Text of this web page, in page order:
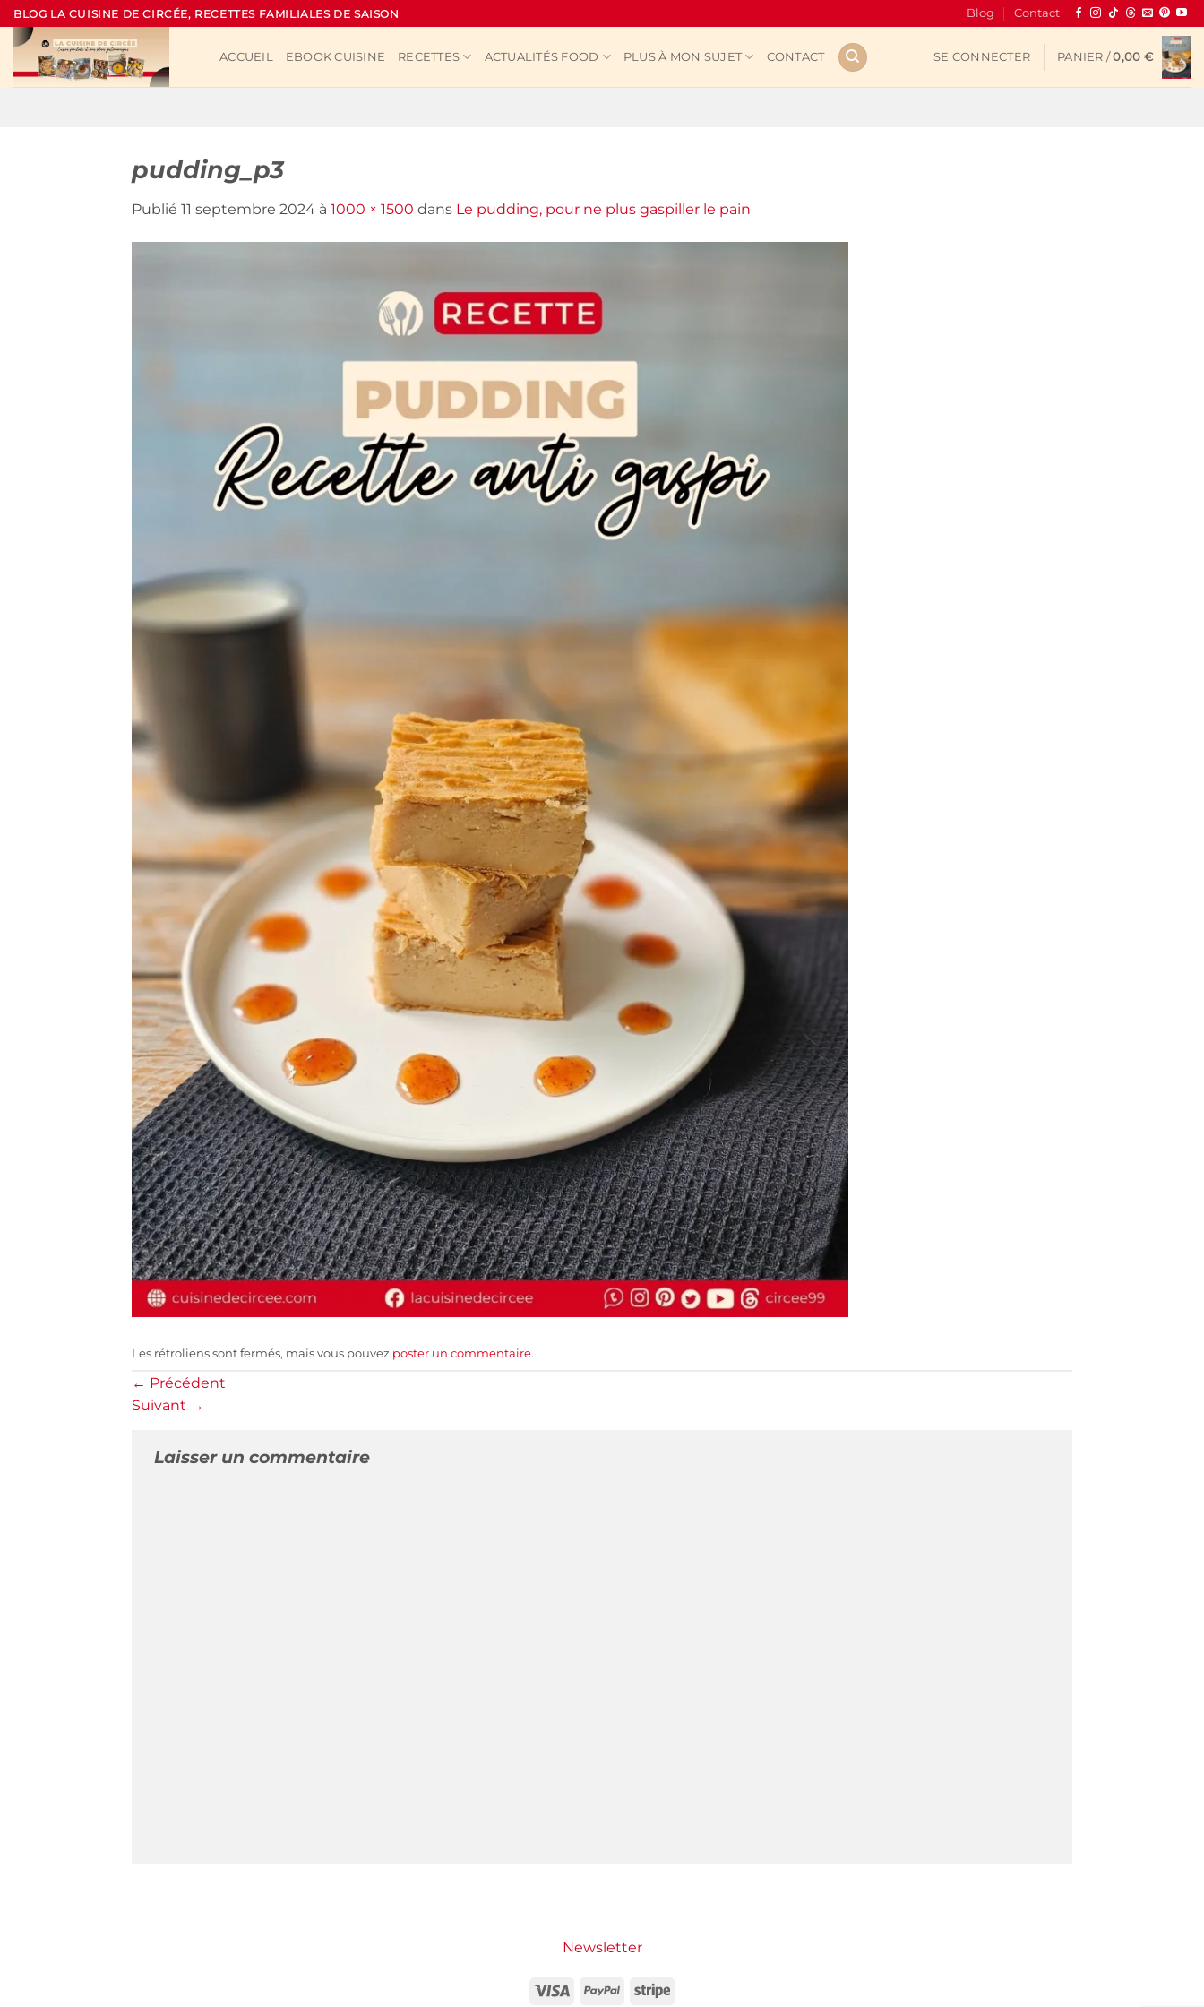
Passer
au
contenu
BLOG LA CUISINE DE CIRCÉE, RECETTES FAMILIALES DE SAISON Blog Contact
ACCUEIL EBOOK CUISINE RECETTES ACTUALITÉS FOOD PLUS À MON SUJET CONTACT SE CONNECTER PANIER /0,00 €
pudding_p3
Publié 11 septembre 2024 à 1000 × 1500 dans Le pudding, pour ne plus gaspiller le pain
Les rétroliens sont fermés, mais vous pouvez poster un commentaire.
← Précédent
Suivant →
Laisser un commentaire
Newsletter
Visa PayPal Stripe